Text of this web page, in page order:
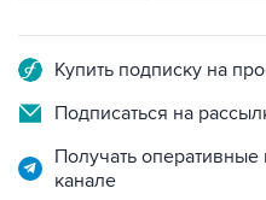
Купить подписку на
Подписаться на
Получать
канале